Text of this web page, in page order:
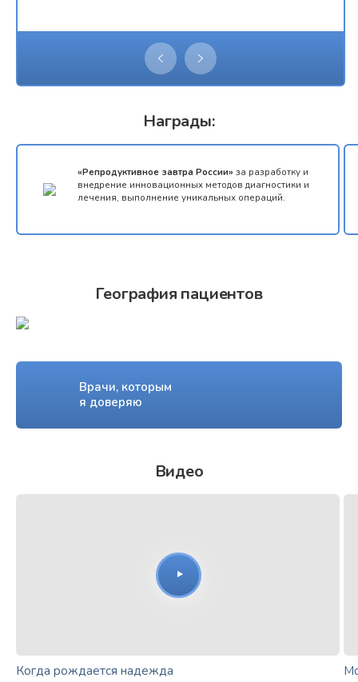
Награды:
«Репродуктивное завтра России» за разработку и
внедрение инновационных методов диагностики и
лечения, выполнение уникальных операций.
География пациентов
Врачи, которым
я доверяю
Видео
Когда рождается надежда